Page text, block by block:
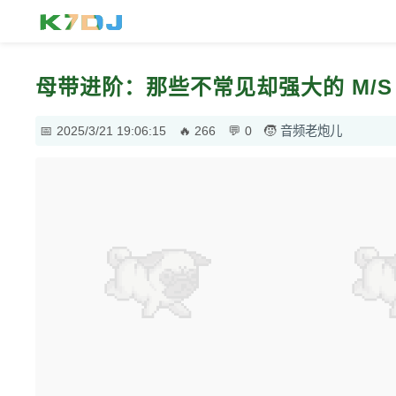
母带进阶：那些不常见却强大的 M/
2025/3/21 19:06:15 266 0 音频老炮儿